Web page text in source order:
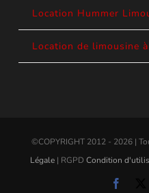
Location Hummer
Location de limousine
©COPYRIGHT 2012 - 2026 |
Légale | RGPD Condition